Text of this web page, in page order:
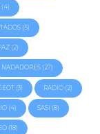
(4)
(5)
(2)
NADADORES (27)
(3) RADIO (2)
(4) SASI (8)
(18)